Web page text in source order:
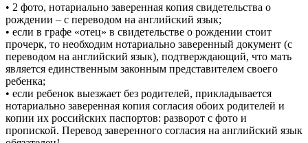
• 2 фото, нотариально заверенная копия свидетельства о
рождении – с переводом на английский язык;
• если в графе «отец» в свидетельстве о рождении стоит
прочерк, то необходим нотариально заверенный документ (с
переводом на английский язык), подтверждающий, что мать
является единственным законным представителем своего
ребенка;
• если ребенок выезжает без родителей, прикладывается
нотариально заверенная копия согласия обоих родителей и
копии их российских паспортов: разворот с фото и
пропиской. Перевод заверенного согласия на английский язык